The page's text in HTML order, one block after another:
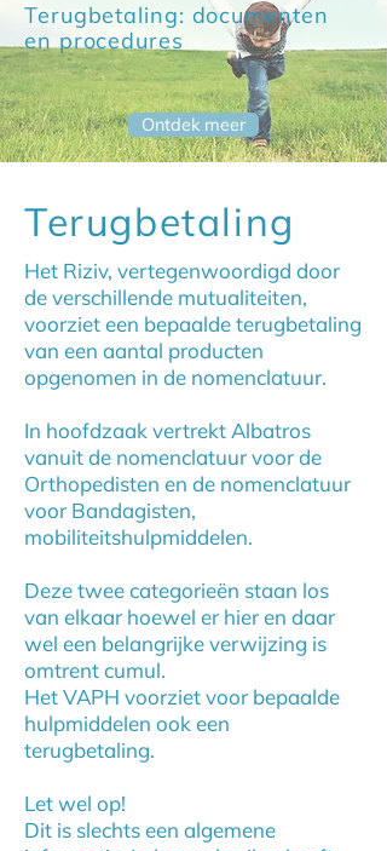
Terugbetaling: documenten
en procedures
Ontdek meer
Terugbetaling
Het Riziv, vertegenwoordigd door
de verschillende mutualiteiten,
voorziet een bepaalde terugbetaling
van een aantal producten
opgenomen in de nomenclatuur.
In hoofdzaak vertrekt Albatros
vanuit de nomenclatuur voor de
Orthopedisten en de nomenclatuur
voor Bandagisten,
mobiliteitshulpmiddelen.
Deze twee categorieën staan los
van elkaar hoewel er hier en daar
wel een belangrijke verwijzing is
omtrent cumul.
Het VAPH voorziet voor bepaalde
hulpmiddelen ook een
terugbetaling.
Let wel op!
Dit is slechts een algemene